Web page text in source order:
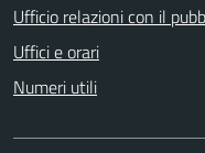
Ufficio relazioni con il
Uffici e orari
Numeri utili